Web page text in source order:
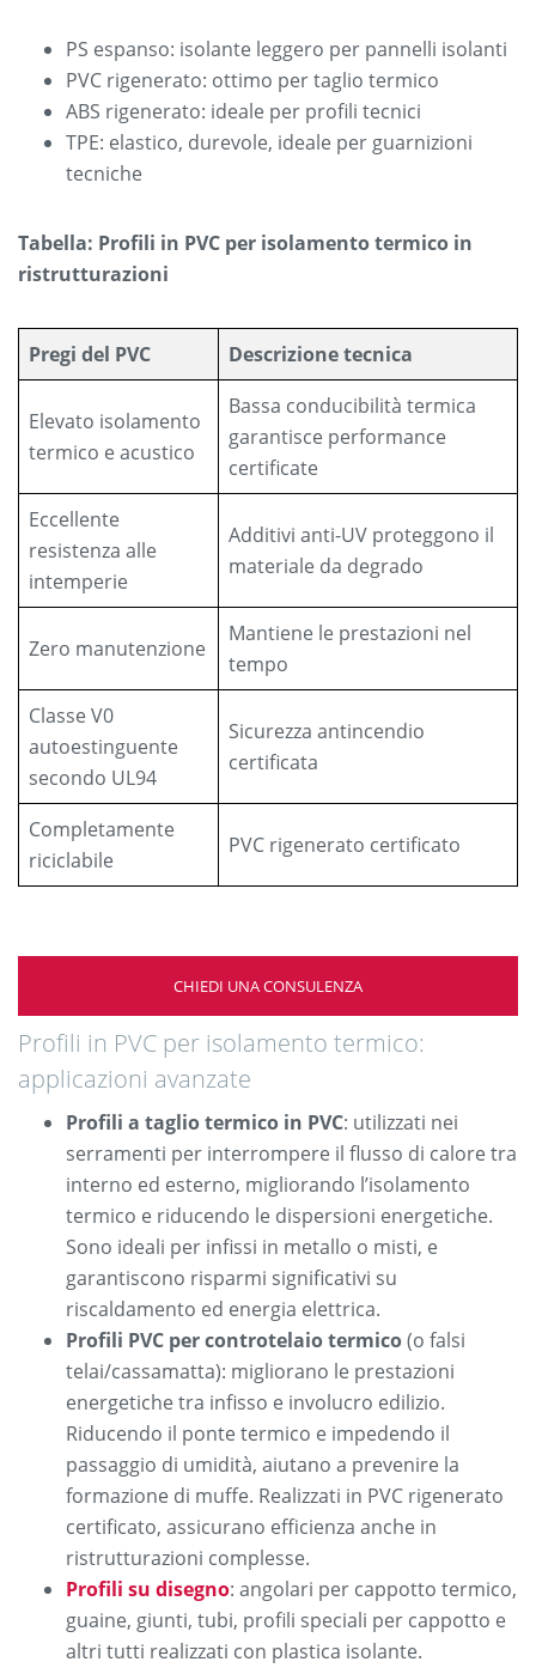
PS espanso: isolante leggero per pannelli isolanti
PVC rigenerato: ottimo per taglio termico
ABS rigenerato: ideale per profili tecnici
TPE: elastico, durevole, ideale per guarnizioni
tecniche
Tabella: Profili in PVC per isolamento termico in
ristrutturazioni
Pregi del PVC Descrizione tecnica
Elevato isolamento
termico e acustico
Bassa conducibilità termica
garantisce performance
certificate
Eccellente
resistenza alle
intemperie
Additivi anti-UV proteggono il
materiale da degrado
Zero manutenzione
Mantiene le prestazioni nel
tempo
Classe V0
autoestinguente
secondo UL94
Sicurezza antincendio
certificata
Completamente
riciclabile
PVC rigenerato certificato
CHIEDI UNA CONSULENZA
Profili in PVC per isolamento termico:
applicazioni avanzate
Profili a taglio termico in PVC: utilizzati nei
serramenti per interrompere il flusso di calore tra
interno ed esterno, migliorando l’isolamento
termico e riducendo le dispersioni energetiche.
Sono ideali per infissi in metallo o misti, e
garantiscono risparmi significativi su
riscaldamento ed energia elettrica.
Profili PVC per controtelaio termico(o falsi
telai/cassamatta): migliorano le prestazioni
energetiche tra infisso e involucro edilizio.
Riducendo il ponte termico e impedendo il
passaggio di umidità, aiutano a prevenire la
formazione di muffe. Realizzati in PVC rigenerato
certificato, assicurano efficienza anche in
ristrutturazioni complesse.
Profili su disegno: angolari per cappotto termico,
guaine, giunti, tubi, profili speciali per cappotto e
altri tutti realizzati con plastica isolante.